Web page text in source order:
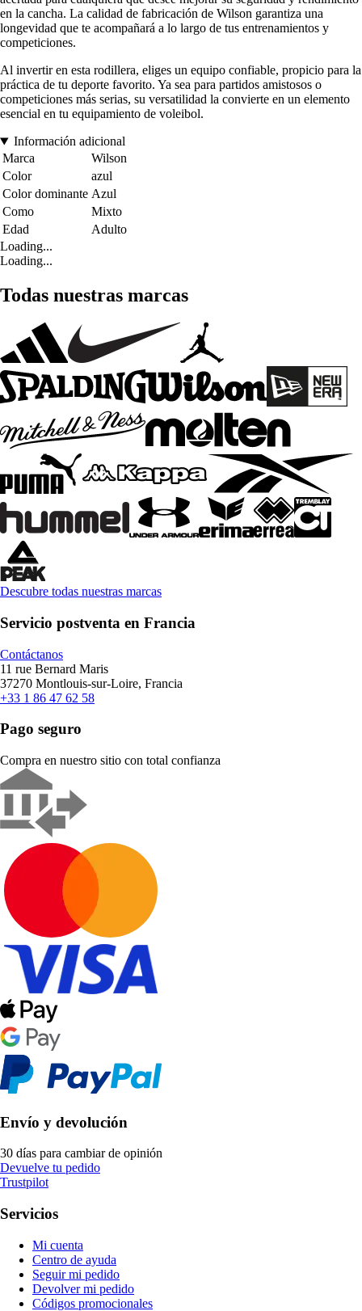
en la cancha. La calidad de fabricación de Wilson garantiza una
longevidad que te acompañará a lo largo de tus entrenamientos y
competiciones.
Al invertir en esta rodillera, eliges un equipo confiable, propicio para la
práctica de tu deporte favorito. Ya sea para partidos amistosos o
competiciones más serias, su versatilidad la convierte en un elemento
esencial en tu equipamiento de voleibol.
Información adicional
Marca
Wilson
Color
azul
Color dominante Azul
Como
Mixto
Edad
Adulto
Loading...
Loading...
Todas nuestras marcas
Descubre todas nuestras marcas
Servicio postventa en Francia
Contáctanos
11 rue Bernard Maris
37270 Montlouis-sur-Loire, Francia
+33 1 86 47 62 58
Pago seguro
Compra en nuestro sitio con total confianza
Envío y devolución
30 días para cambiar de opinión
Devuelve tu pedido
Trustpilot
Servicios
Mi cuenta
Centro de ayuda
Seguir mi pedido
Devolver mi pedido
Códigos promocionales